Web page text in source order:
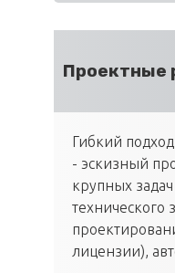
Проектные
Гибкий
- эскизный
крупных
технического
лицензии),